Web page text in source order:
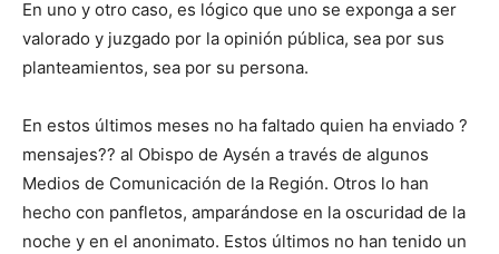
En uno y otro caso, es lógico que uno se exponga a ser
valorado y juzgado por la opinión pública, sea por sus
planteamientos, sea por su persona.
En estos últimos meses no ha faltado quien ha enviado ?
mensajes?? al Obispo de Aysén a través de algunos
Medios de Comunicación de la Región. Otros lo han
hecho con panfletos, amparándose en la oscuridad de la
noche y en el anonimato. Estos últimos no han tenido un